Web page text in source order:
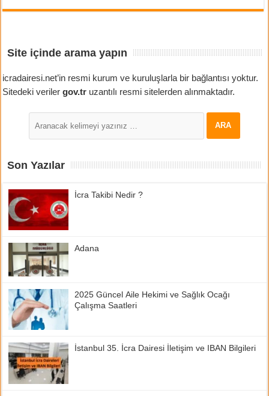
Site içinde arama yapın
icradairesi.net’in resmi kurum ve kuruluşlarla bir bağlantısı yoktur.
Sitedeki verilergov.tr uzantılı resmi sitelerden alınmaktadır.
Son Yazılar
İcra Takibi Nedir ?
Adana
2025 Güncel Aile Hekimi ve Sağlık Ocağı
Çalışma Saatleri
İstanbul 35. İcra Dairesi İletişim ve IBAN Bilgileri